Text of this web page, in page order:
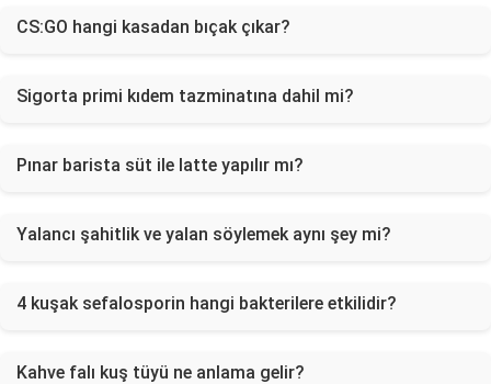
CS:GO hangi kasadan bıçak çıkar?
Sigorta primi kıdem tazminatına dahil mi?
Pınar barista süt ile latte yapılır mı?
Yalancı şahitlik ve yalan söylemek aynı şey mi?
4 kuşak sefalosporin hangi bakterilere etkilidir?
Kahve falı kuş tüyü ne anlama gelir?